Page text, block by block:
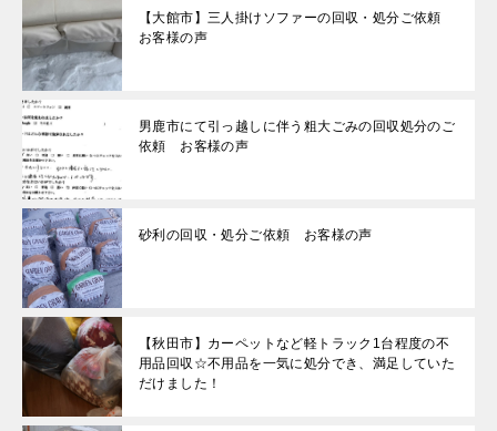
【大館市】三人掛けソファーの回収・処分ご依頼
お客様の声
男鹿市にて引っ越しに伴う粗大ごみの回収処分のご
依頼 お客様の声
砂利の回収・処分ご依頼 お客様の声
【秋田市】カーペットなど軽トラック1台程度の不
用品回収☆不用品を一気に処分でき、満足していた
だけました！